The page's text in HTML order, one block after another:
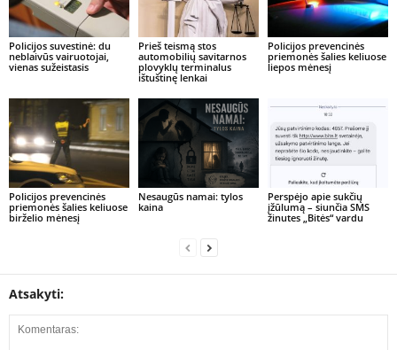
Policijos suvestinė: du
neblaivūs vairuotojai,
vienas sužeistasis
Prieš teismą stos
automobilių savitarnos
plovyklų terminalus
ištuštinę lenkai
Policijos prevencinės
priemonės šalies keliuose
liepos mėnesį
Policijos prevencinės
priemonės šalies keliuose
birželio mėnesį
Nesaugūs namai: tylos
kaina
Perspėjo apie sukčių
įžūlumą – siunčia SMS
žinutes „Bitės“ vardu
Atsakyti: